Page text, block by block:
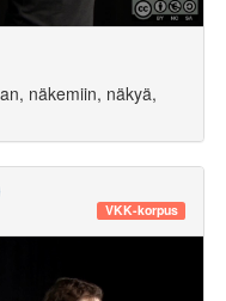
näkemiin, näkyä,
VKK-korpus